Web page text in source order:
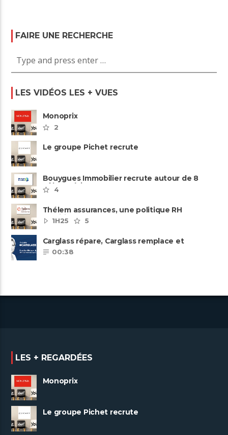
FAIRE UNE RECHERCHE
LES VIDÉOS LES + VUES
Monoprix
2
Le groupe Pichet recrute
Bouygues Immobilier recrute autour de 8
pôles métiers
4
Thélem assurances, une politique RH
ambitieuse
1H25 5
Carglass répare, Carglass remplace et
Carglass embauche également.
00:38
LES + REGARDÉES
Monoprix
Le groupe Pichet recrute